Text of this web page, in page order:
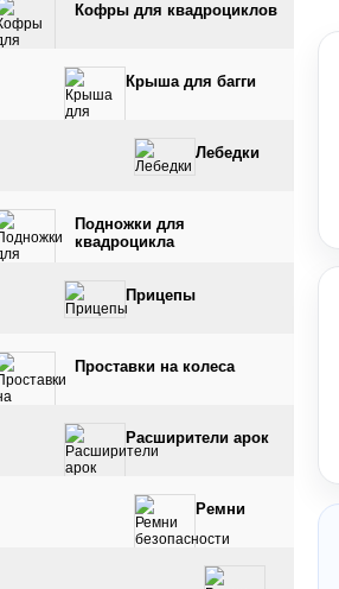
Кофры для квадроциклов
Крыша для багги
Лебедки
Подножки для
квадроцикла
Прицепы
Проставки на колеса
Расширители арок
Ремни